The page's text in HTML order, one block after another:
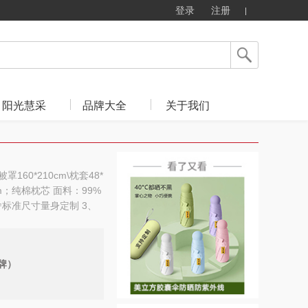
登录 注册
阳光慧采 品牌大全 关于我们
罩160*210cm\枕套48*
纯棉枕芯 面料：99%
准尺寸量身定制 3、